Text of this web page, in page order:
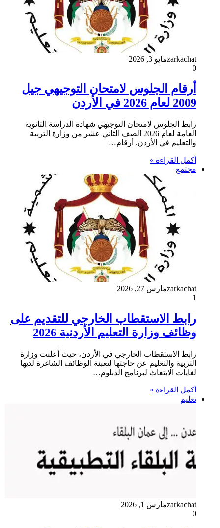
zarkachatمايو 3, 2026
0
أرقام الجلوس لامتحان التوجيهي جيل
2009 لعام 2026 في الأردن
رابط الجلوس لامتحان التوجيهي شهادة الدراسة الثانوية
العامة لعام 2026 الصف الثاني عشر من وزارة التربية
والتعليم في الأردن. أرقام…
أكمل القراءة »
مجتمع
zarkachatمارس 27, 2026
1
رابط الاستقطاب الخارجي للتقديم على
وظائف وزارة التعليم الأردنية 2026
رابط الاستقطاب الخارجي في الأردن، حيث أعلنت وزارة
التربية والتعليم عن حاجتها لتعبئة الوظائف الشاغرة لديها
لغايات الابتعاث لبرنامج الدبلوم…
أكمل القراءة »
تعليم
zarkachatمارس 1, 2026
0